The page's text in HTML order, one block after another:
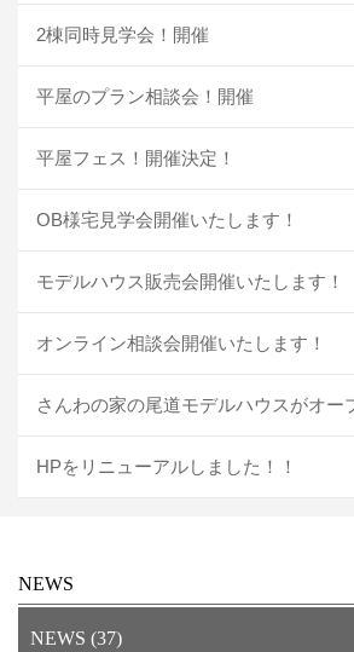
2棟同時見学会！開催
平屋のプラン相談会！開催
平屋フェス！開催決定！
OB様宅見学会開催いたします！
モデルハウス販売会開催いたします！
オンライン相談会開催いたします！
さんわの家の尾道モデルハウスがオー
HPをリニューアルしました！！
NEWS
NEWS (37)